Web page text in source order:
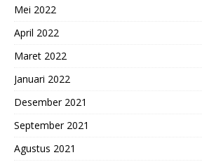
Mei 2022
April 2022
Maret 2022
Januari 2022
Desember 2021
September 2021
Agustus 2021